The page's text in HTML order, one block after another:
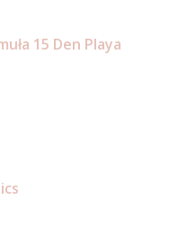
15 Den Playa